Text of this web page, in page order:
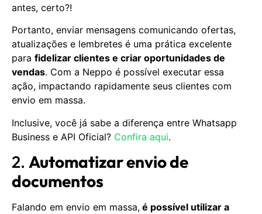
antes, certo?!
Portanto, enviar mensagens comunicando ofertas,
atualizações e lembretes é uma prática excelente
para fidelizar clientes e criar oportunidades de
vendas. Com a Neppo é possível executar essa
ação, impactando rapidamente seus clientes com
envio em massa.
Inclusive, você já sabe a diferença entre Whatsapp
Business e API Oficial? Confira aqui.
2. Automatizar envio de
documentos
Falando em envio em massa, é possível utilizar a